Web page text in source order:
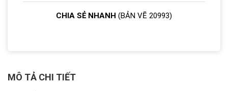
CHIA SẺ NHANH (BẢN VẼ 20993)
MÔ TẢ CHI TIẾT